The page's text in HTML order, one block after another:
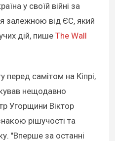
у своїй війні за
залежною від ЄС, який
дій, пише The Wall
перед самітом на Кіпрі,
нещодавно
Угорщини Віктор
рішучості та
"Вперше за останні